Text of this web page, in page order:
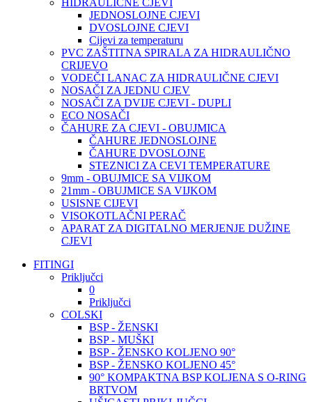
HIDRAULIČNE CJEVI
JEDNOSLOJNE CJEVI
DVOSLOJNE CJEVI
Cijevi za temperaturu
PVC ZAŠTITNA SPIRALA ZA HIDRAULIČNO
CRIJEVO
VODEČI LANAC ZA HIDRAULIČNE CJEVI
NOSAČI ZA JEDNU CJEV
NOSAČI ZA DVIJE CJEVI - DUPLI
ECO NOSAČI
ČAHURE ZA CJEVI - OBUJMICA
ČAHURE JEDNOSLOJNE
ČAHURE DVOSLOJNE
STEZNICI ZA CEVI TEMPERATURE
9mm - OBUJMICE SA VIJKOM
21mm - OBUJMICE SA VIJKOM
USISNE CIJEVI
VISOKOTLAČNI PERAČ
APARAT ZA DIGITALNO MERJENJE DUŽINE
CJEVI
FITINGI
Priključci
0
Priključci
COLSKI
BSP - ŽENSKI
BSP - MUŠKI
BSP - ŽENSKO KOLJENO 90°
BSP - ŽENSKO KOLJENO 45°
90° KOMPAKTNA BSP KOLJENA S O-RING
BRTVOM